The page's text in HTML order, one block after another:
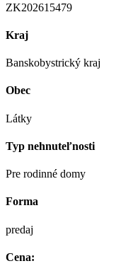
ZK202615479
Kraj
Banskobystrický kraj
Obec
Látky
Typ nehnuteľnosti
Pre rodinné domy
Forma
predaj
Cena: